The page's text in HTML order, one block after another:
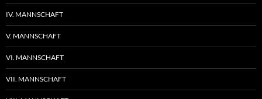
IV. MANNSCHAFT
V. MANNSCHAFT
VI. MANNSCHAFT
VII. MANNSCHAFT